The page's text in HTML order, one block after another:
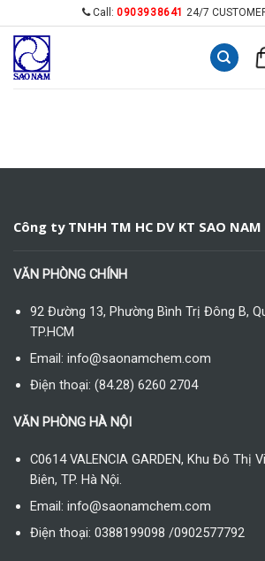
content
Call: 0903938641 24/7
Công ty TNHH TM HC DV KT SAO NAM
VĂN PHÒNG CHÍNH
92 Đường 13, Phường Bình Trị Đông B,
TP.HCM
Email: info@saonamchem.com
Điện thoại: (84.28) 6260 2704
VĂN PHÒNG HÀ NỘI
C0614 VALENCIA GARDEN, Khu Đô Thị
Biên, TP. Hà Nội.
Email: info@saonamchem.com
Điện thoại: 0388199098 /0902577792